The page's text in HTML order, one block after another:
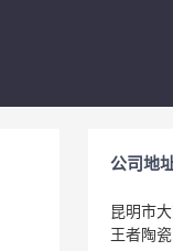
公司地
昆明市
王者陶瓷